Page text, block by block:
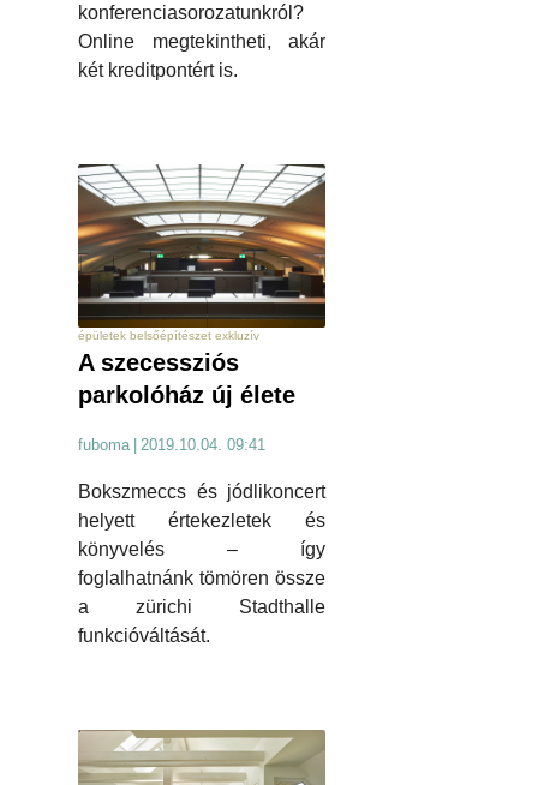
konferenciasorozatunkról?
Online megtekintheti, akár
két kreditpontért is.
épületek belsőépítészet exkluzív
A szecessziós
parkolóház új élete
fuboma 2019.10.04. 09:41
Bokszmeccs és jódlikoncert
helyett értekezletek és
könyvelés – így
foglalhatnánk tömören össze
a zürichi Stadthalle
funkcióváltását.